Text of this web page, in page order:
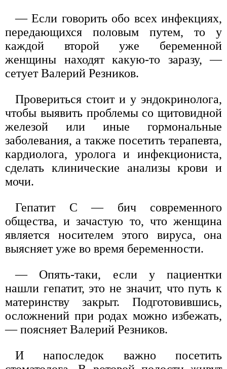
— Если говорить обо всех инфекциях,
передающихся половым путем, то у
каждой второй уже беременной
женщины находят какую-то заразу, —
сетует Валерий Резников.
Провериться стоит и у эндокринолога,
чтобы выявить проблемы со щитовидной
железой или иные гормональные
заболевания, а также посетить терапевта,
кардиолога, уролога и инфекциониста,
сделать клинические анализы крови и
мочи.
Гепатит С — бич современного
общества, и зачастую то, что женщина
является носителем этого вируса, она
выясняет уже во время беременности.
— Опять-таки, если у пациентки
нашли гепатит, это не значит, что путь к
материнству закрыт. Подготовившись,
осложнений при родах можно избежать,
— поясняет Валерий Резников.
И напоследок важно посетить